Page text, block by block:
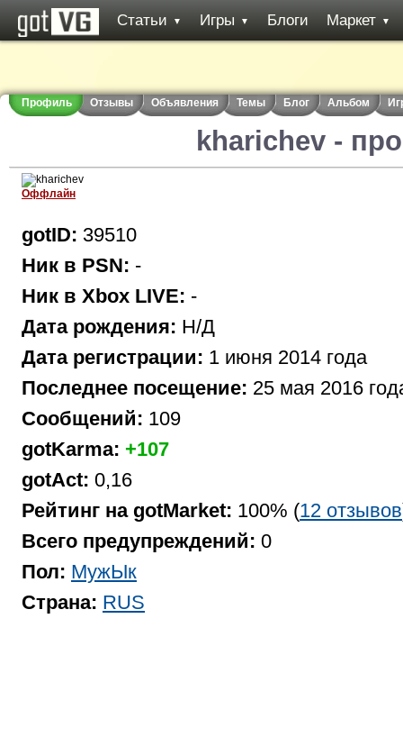
Статьи ▼ Игры ▼ Блоги Маркет ▼
Профиль Отзывы Объявления Темы Блог Альбом
kharichev -
Оффлайн
gotID: 39510
Ник в PSN: -
Ник в Xbox LIVE: -
Дата рождения: Н/Д
Дата регистрации: 1 июня 2014 года
Последнее посещение: 25 мая 2016
Сообщений: 109
gotKarma: +107
gotAct: 0,16
Рейтинг на gotMarket: 100% (12 отзывов
Всего предупреждений: 0
Пол: МужЫк
Страна: RUS